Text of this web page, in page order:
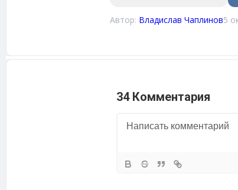
Автор: Владислав Чаплинов5
34 Комментария